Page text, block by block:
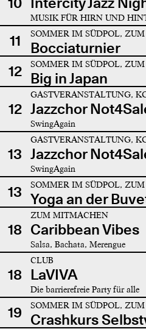
MUSIK FÜR HIRN UND
11 SOMMER IM SÜDPOL,
Bocciaturnier
12
SOMMER IM SÜDPOL,
Big in Japan
12
GASTVERANSTALTUNG,
Jazzchor
SwingAgain
13
GASTVERANSTALTUNG,
Jazzchor
SwingAgain
13 SOMMER IM SÜDPOL,
Yoga an der
18
ZUM MITMACHEN
Caribbean Vibes
Salsa, Bachata, Merengue
18
CLUB
LaVIVA
Die barrierefreie Party für alle
19 SOMMER IM SÜDPOL,
Crashkurs